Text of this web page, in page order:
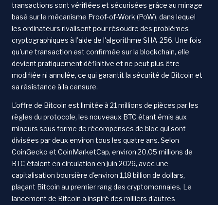
transactions sont vérifiées et sécurisées grâce au minage
basé sur le mécanisme Proof-of-Work (PoW), dans lequel
les ordinateurs rivalisent pour résoudre des problèmes
cryptographiques à l'aide de l'algorithme SHA-256. Une fois
qu'une transaction est confirmée sur la blockchain, elle
devient pratiquement définitive et ne peut plus être
modifiée ni annulée, ce qui garantit la sécurité de Bitcoin et
sa résistance à la censure.
L'offre de Bitcoin est limitée à 21 millions de pièces par les
règles du protocole, les nouveaux BTC étant émis aux
mineurs sous forme de récompenses de bloc qui sont
divisées par deux environ tous les quatre ans. Selon
CoinGecko et CoinMarketCap, environ 20,05 millions de
BTC étaient en circulation en juin 2026, avec une
capitalisation boursière d'environ 1,18 billion de dollars,
plaçant Bitcoin au premier rang des cryptomonnaies. Le
lancement de Bitcoin a inspiré des milliers d'autres